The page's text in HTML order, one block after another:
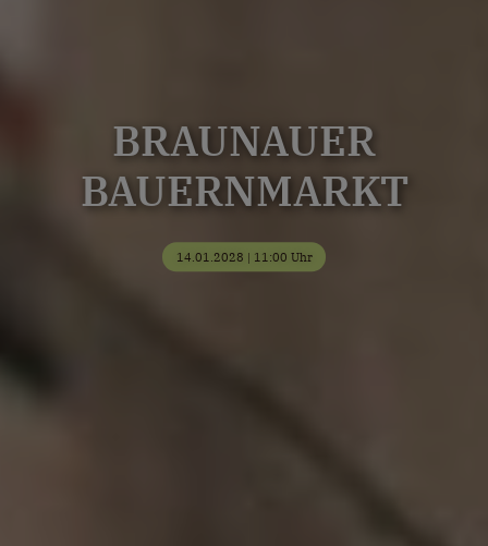
BRAUNAUER
BAUERNMARKT
14.01.2028 | 11:00 Uhr